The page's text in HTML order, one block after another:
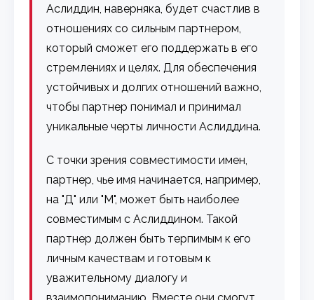
Аслиддин, наверняка, будет счастлив в
отношениях со сильным партнером,
который сможет его поддержать в его
стремлениях и целях. Для обеспечения
устойчивых и долгих отношений важно,
чтобы партнер понимал и принимал
уникальные черты личности Аслиддина.
С точки зрения совместимости имен,
партнер, чье имя начинается, например,
на "Д" или "М", может быть наиболее
совместимым с Аслиддином. Такой
партнер должен быть терпимым к его
личным качествам и готовым к
уважительному диалогу и